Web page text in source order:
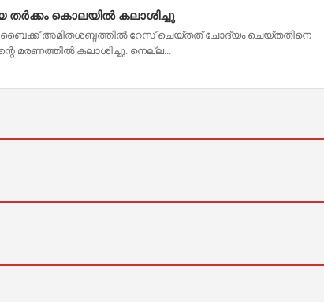
തർക്കം കൊലയിൽ കലാശിച്ചു
ബൈക്ക് അമിതശബ്ദത്തിൽ റേസ് ചെയ്തത് ചോദ്യം ചെയ്തതിനെ
മരണത്തിൽ കലാശിച്ചു. നെല്ല...